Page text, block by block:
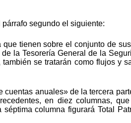
segundo el siguiente:
tienen sobre el conjunto de
la Tesorería General de la
se tratarán como flujos y
anuales» de la tercera
en diez columnas,
columna figurará Total